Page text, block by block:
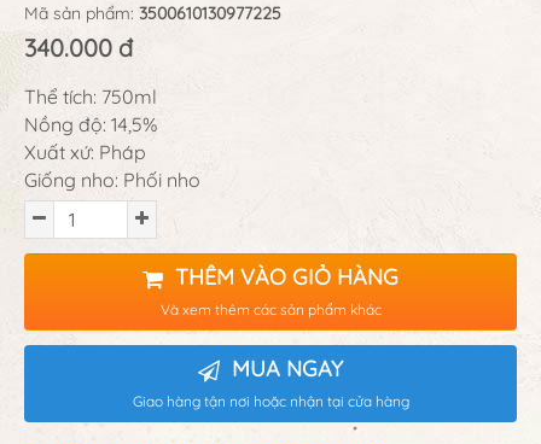
Mã sản phẩm: 3500610130977225
340.000 đ
Thể tích: 750ml
Nồng độ: 14,5%
Xuất xứ: Pháp
Giống nho: Phối nho
THÊM VÀO GIỎ HÀNG
Và xem thêm các sản phẩm khác
MUA NGAY
Giao hàng tận nơi hoặc nhận tại cửa hàng